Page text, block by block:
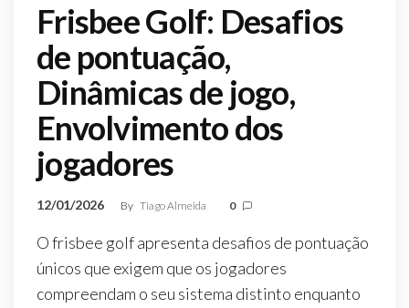
Frisbee Golf: Desafios
de pontuação,
Dinâmicas de jogo,
Envolvimento dos
jogadores
12/01/2026 By Tiago Almeida 0
O frisbee golf apresenta desafios de pontuação
únicos que exigem que os jogadores
compreendam o seu sistema distinto enquanto